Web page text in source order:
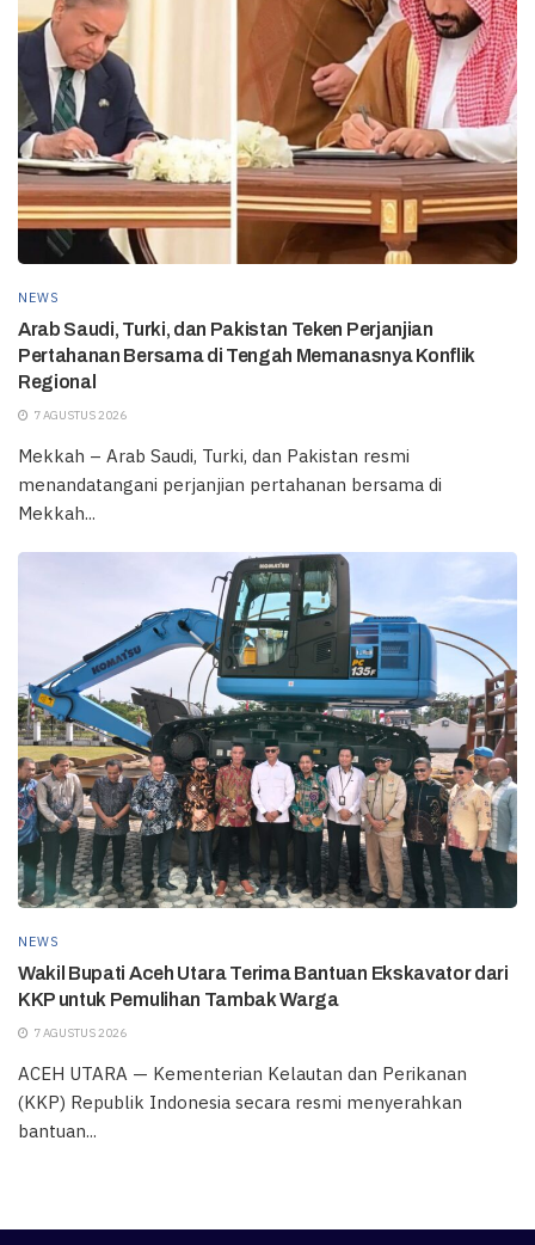
NEWS
Arab Saudi, Turki, dan Pakistan Teken Perjanjian
Pertahanan Bersama di Tengah Memanasnya Konflik
Regional
7 AGUSTUS 2026
Mekkah – Arab Saudi, Turki, dan Pakistan resmi
menandatangani perjanjian pertahanan bersama di
Mekkah...
NEWS
Wakil Bupati Aceh Utara Terima Bantuan Ekskavator dari
KKP untuk Pemulihan Tambak Warga
7 AGUSTUS 2026
ACEH UTARA — Kementerian Kelautan dan Perikanan
(KKP) Republik Indonesia secara resmi menyerahkan
bantuan...